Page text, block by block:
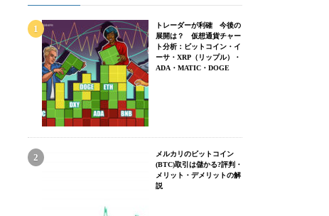
トレーダーが利確 今後の
展開は？ 仮想通貨チャー
ト分析：ビットコイン・イ
ーサ・XRP（リップル）・
ADA・MATIC・DOGE
メルカリのビットコイン
(BTC)取引は儲かる?評判・
メリット・デメリットの解
説